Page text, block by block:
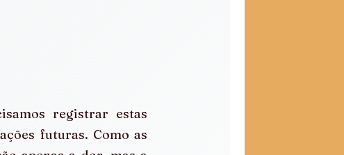
registrar estas
futuras. Como as